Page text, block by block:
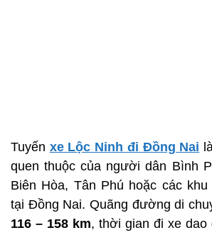
Tuyến xe Lộc Ninh đi Đồng Nai
quen thuộc của người dân Bình
Biên Hòa, Tân Phú hoặc các
tại Đồng Nai. Quãng đường di
116 – 158 km, thời gian đi xe dao